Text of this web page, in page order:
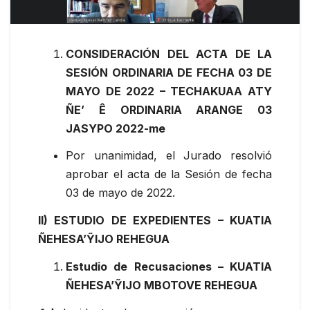
CONSIDERACIÓN DEL ACTA DE LA
SESIÓN ORDINARIA DE FECHA 03 DE
MAYO DE 2022 – TECHAKUAA ATY
ÑE’ Ê ORDINARIA ARANGE 03
JASYPO 2022-me
Por unanimidad, el Jurado resolvió
aprobar el acta de la Sesión de fecha
03 de mayo de 2022.
II) ESTUDIO DE EXPEDIENTES – KUATIA
ÑEHESA’ỸIJO REHEGUA
Estudio de Recusaciones– KUATIA
ÑEHESA’ỸIJO MBOTOVE REHEGUA